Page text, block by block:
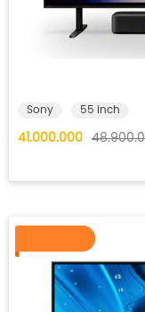
Sony 55 inch
41.000.000